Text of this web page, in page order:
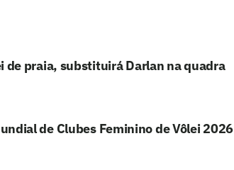
de praia, substituirá Darlan na quadra
de Clubes Feminino de Vôlei 2026